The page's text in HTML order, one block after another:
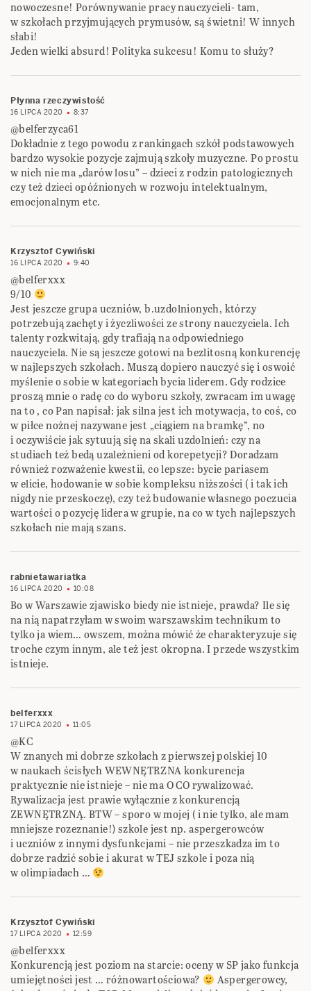
nowoczesne! Porównywanie pracy nauczycieli- tam,
w szkołach przyjmujących prymusów, są świetni! W innych
słabi!
Jeden wielki absurd! Polityka sukcesu! Komu to służy?
Płynna rzeczywistość
16 LIPCA 2020 8:37
@belferzyca61
Dokładnie z tego powodu z rankingach szkół podstawowych
bardzo wysokie pozycje zajmują szkoły muzyczne. Po prostu
w nich nie ma „darów losu” – dzieci z rodzin patologicznych
czy też dzieci opóźnionych w rozwoju intelektualnym,
emocjonalnym etc.
Krzysztof Cywiński
16 LIPCA 2020 9:40
@belferxxx
9/10
Jest jeszcze grupa uczniów, b.uzdolnionych, którzy
potrzebują zachęty i życzliwości ze strony nauczyciela. Ich
talenty rozkwitają, gdy trafiają na odpowiedniego
nauczyciela. Nie są jeszcze gotowi na bezlitosną konkurencję
w najlepszych szkołach. Muszą dopiero nauczyć się i oswoić
myślenie o sobie w kategoriach bycia liderem. Gdy rodzice
proszą mnie o radę co do wyboru szkoły, zwracam im uwagę
na to , co Pan napisał: jak silna jest ich motywacja, to coś, co
w piłce nożnej nazywane jest „ciągiem na bramkę”, no
i oczywiście jak sytuują się na skali uzdolnień: czy na
studiach też bedą uzależnieni od korepetycji? Doradzam
również rozważenie kwestii, co lepsze: bycie pariasem
w elicie, hodowanie w sobie kompleksu niższości ( i tak ich
nigdy nie przeskoczę), czy też budowanie własnego poczucia
wartości o pozycję lidera w grupie, na co w tych najlepszych
szkołach nie mają szans.
rabnietawariatka
16 LIPCA 2020 10:08
Bo w Warszawie zjawisko biedy nie istnieje, prawda? Ile się
na nią napatrzyłam w swoim warszawskim technikum to
tylko ja wiem… owszem, można mówić że charakteryzuje się
troche czym innym, ale też jest okropna. I przede wszystkim
istnieje.
belferxxx
17 LIPCA 2020 11:05
@KC
W znanych mi dobrze szkołach z pierwszej polskiej 10
w naukach ścisłych WEWNĘTRZNA konkurencja
praktycznie nie istnieje – nie ma O CO rywalizować.
Rywalizacja jest prawie wyłącznie z konkurencją
ZEWNĘTRZNĄ. BTW – sporo w mojej ( i nie tylko, ale mam
mniejsze rozeznanie!) szkole jest np. aspergerowców
i uczniów z innymi dysfunkcjami – nie przeszkadza im to
dobrze radzić sobie i akurat w TEJ szkole i poza nią
w olimpiadach …
Krzysztof Cywiński
17 LIPCA 2020 12:59
@belferxxx
Konkurencją jest poziom na starcie: oceny w SP jako funkcja
umiejętności jest … różnowartościowa?
Aspergerowcy,